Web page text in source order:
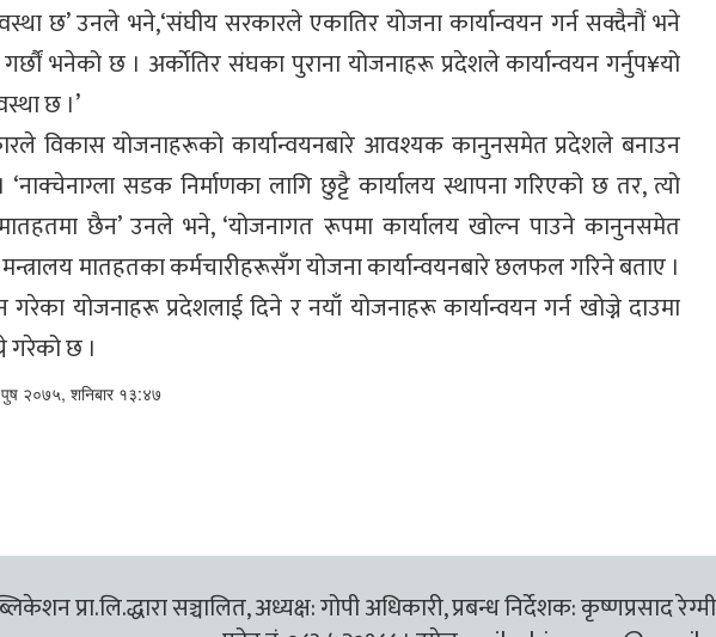
छ’ उनले भने,‘संघीय सरकारले एकातिर योजना कार्यान्वयन गर्न सक्दैनौं भने
गर्छौं भनेको छ । अर्काेतिर संघका पुराना योजनाहरू प्रदेशले कार्यान्वयन गर्नुप¥यो
छ ।’
विकास योजनाहरूको कार्यान्वयनबारे आवश्यक कानुनसमेत प्रदेशले बनाउन
सडक निर्माणका लागि छुट्टै कार्यालय स्थापना गरिएको छ तर, त्यो
छैन’ उनले भने, ‘योजनागत रूपमा कार्यालय खोल्न पाउने कानुनसमेत
मातहतका कर्मचारीहरूसँग योजना कार्यान्वयनबारे छलफल गरिने बताए ।
योजनाहरू प्रदेशलाई दिने र नयाँ योजनाहरू कार्यान्वयन गर्न खोज्ने दाउमा
गरेको छ ।
२०७५, शनिबार १३:४७
प्रा.लि.द्धारा सञ्चालित, अध्यक्ष: गोपी अधिकारी, प्रबन्ध निर्देशक: कृष्णप्रसाद